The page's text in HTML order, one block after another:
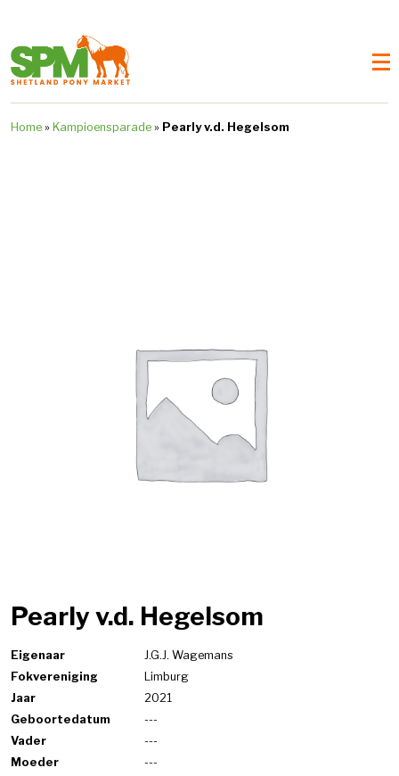
Home » Kampioensparade » Pearly v.d. Hegelsom
Pearly v.d. Hegelsom
Eigenaar
J.G.J. Wagemans
Fokvereniging
Limburg
Jaar
2021
Geboortedatum
---
Vader
---
Moeder
---